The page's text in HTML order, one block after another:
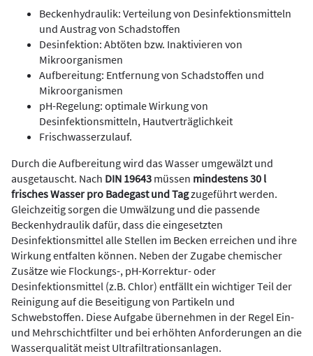
Beckenhydraulik: Verteilung von Desinfektionsmitteln
und Austrag von Schadstoffen
Desinfektion: Abtöten bzw. Inaktivieren von
Mikroorganismen
Aufbereitung: Entfernung von Schadstoffen und
Mikroorganismen
pH-Regelung: optimale Wirkung von
Desinfektionsmitteln, Hautverträglichkeit
Frischwasserzulauf.
Durch die Aufbereitung wird das Wasser umgewälzt und
ausgetauscht. Nach DIN 19643 müssen mindestens 30 l
frisches Wasser pro Badegast und Tagzugeführt werden.
Gleichzeitig sorgen die Umwälzung und die passende
Beckenhydraulik dafür, dass die eingesetzten
Desinfektionsmittel alle Stellen im Becken erreichen und ihre
Wirkung entfalten können. Neben der Zugabe chemischer
Zusätze wie Flockungs-, pH-Korrektur- oder
Desinfektionsmittel (z.B. Chlor) entfällt ein wichtiger Teil der
Reinigung auf die Beseitigung von Partikeln und
Schwebstoffen. Diese Aufgabe übernehmen in der Regel Ein-
und Mehrschichtfilter und bei erhöhten Anforderungen an die
Wasserqualität meist Ultrafiltrationsanlagen.